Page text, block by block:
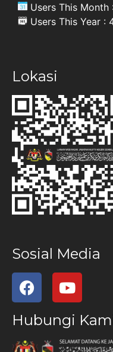
Users This Month
Users This Year :
Lokasi
Sosial Media
Hubungi